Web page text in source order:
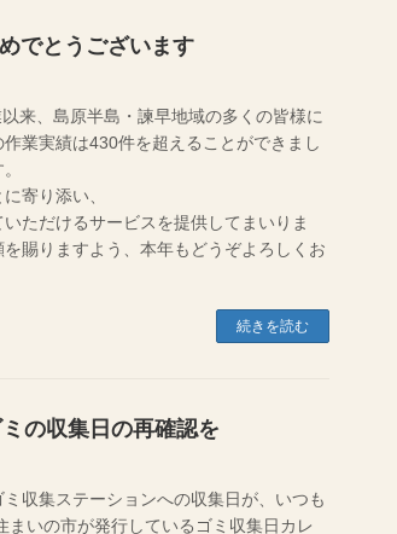
でとうございます
来、島原半島・諫早地域の多くの皆様に
業実績は430件を超えることができまし
寄り添い、
いただけるサービスを提供してまいりま
賜りますよう、本年もどうぞよろしくお
続きを読む
の収集日の再確認を
収集ステーションへの収集日が、いつも
まいの市が発行しているゴミ収集日カレ